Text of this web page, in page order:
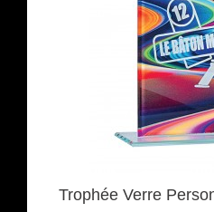
Trophée Verre